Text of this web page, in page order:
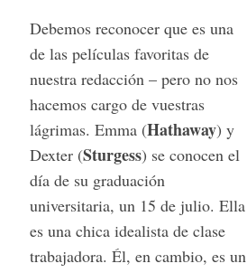
Debemos reconocer que es una
de las películas favoritas de
nuestra redacción – pero no nos
hacemos cargo de vuestras
lágrimas. Emma (Hathaway) y
Dexter (Sturgess) se conocen el
día de su graduación
universitaria, un 15 de julio. Ella
es una chica idealista de clase
trabajadora. Él, en cambio, es un